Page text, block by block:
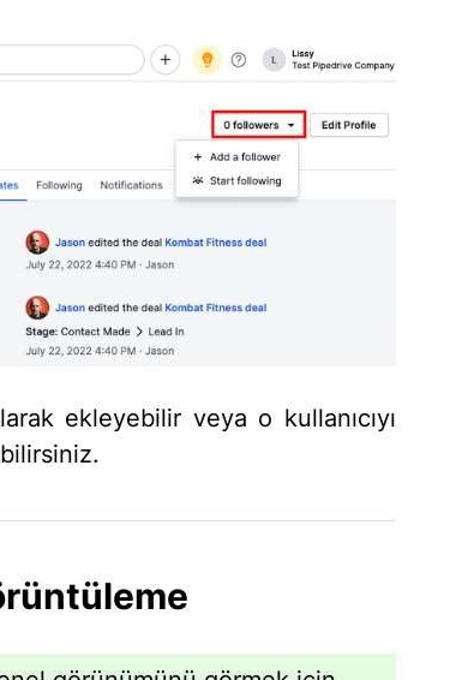
ekleyebilir veya o kullanıcıyı